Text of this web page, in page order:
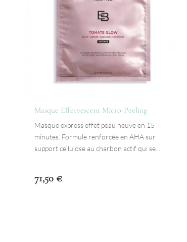
Masque Effervescent Micro-Peeling
Masque express effet peau neuve en 15
minutes. Formule renforcée en AHA sur
support cellulose au charbon actif qui se…
71,50 €